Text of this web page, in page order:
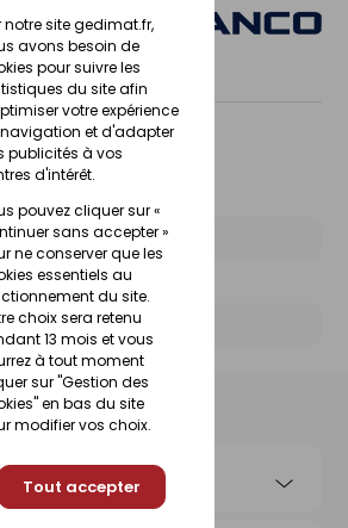
notre site gedimat.fr,
avons besoin de
pour suivre les
du site afin
votre expérience
et d'adapter
publicités à vos
d'intérêt.
pouvez cliquer sur «
sans accepter »
ne conserver que les
essentiels au
du site.
choix sera retenu
13 mois et vous
à tout moment
sur "Gestion des
en bas du site
modifier vos choix.
Tout accepter
magasin
produit
:111610372
Gedimat :25622478